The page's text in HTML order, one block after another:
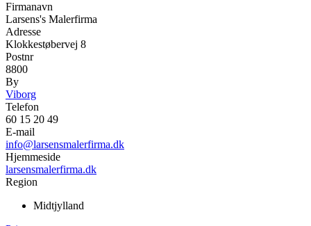
Firmanavn
Larsens's Malerfirma
Adresse
Klokkestøbervej 8
Postnr
8800
By
Viborg
Telefon
60 15 20 49
E-mail
info@larsensmalerfirma.dk
Hjemmeside
larsensmalerfirma.dk
Region
Midtjylland